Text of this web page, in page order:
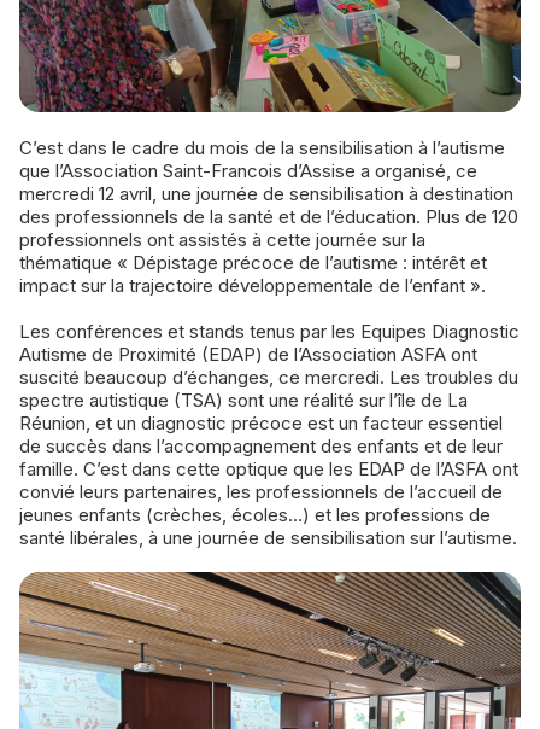
C’est dans le cadre du mois de la sensibilisation à l’autisme
que l’Association Saint-Francois d’Assise a organisé, ce
mercredi 12 avril, une journée de sensibilisation à destination
des professionnels de la santé et de l’éducation. Plus de 120
professionnels ont assistés à cette journée sur la
thématique « Dépistage précoce de l’autisme : intérêt et
impact sur la trajectoire développementale de l’enfant ».
Les conférences et stands tenus par les Equipes Diagnostic
Autisme de Proximité (EDAP) de l’Association ASFA ont
suscité beaucoup d’échanges, ce mercredi. Les troubles du
spectre autistique (TSA) sont une réalité sur l’île de La
Réunion, et un diagnostic précoce est un facteur essentiel
de succès dans l’accompagnement des enfants et de leur
famille. C’est dans cette optique que les EDAP de l’ASFA ont
convié leurs partenaires, les professionnels de l’accueil de
jeunes enfants (crèches, écoles...) et les professions de
santé libérales, à une journée de sensibilisation sur l’autisme.